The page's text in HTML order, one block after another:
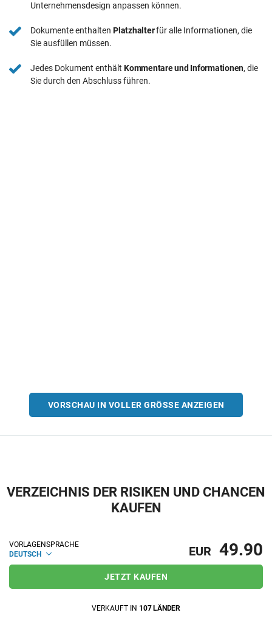
Unternehmensdesign anpassen können.
Dokumente enthalten Platzhalterfür alle Informationen, die
Sie ausfüllen müssen.
Jedes Dokument enthält Kommentare und Informationen, die
Sie durch den Abschluss führen.
VORSCHAU IN VOLLER GRÖSSE ANZEIGEN
VERZEICHNIS DER RISIKEN UND CHANCEN
KAUFEN
VORLAGENSPRACHE
DEUTSCH
EUR 49.90
JETZT KAUFEN
VERKAUFT IN 107 LÄNDER